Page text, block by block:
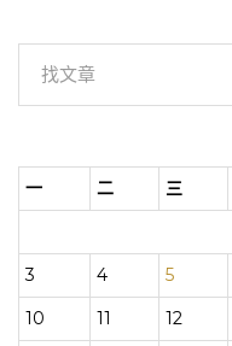
一 二 三
3
4 5
10
11 12